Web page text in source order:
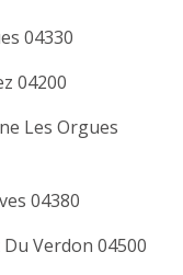
04330
04200
Les Orgues
04380
Verdon 04500